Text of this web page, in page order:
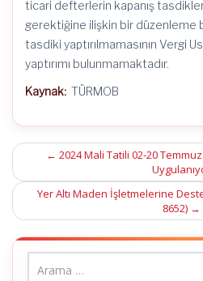
ticari defterlerin kapanış
gerektiğine ilişkin bir düzenleme
tasdiki yaptırılmamasının Vergi
yaptırımı bulunmamaktadır.
Kaynak: TÜRMOB
Post
navigation
← 2024 Mali Tatili 02-20
Yer Altı Maden İşletmelerine
8652) →